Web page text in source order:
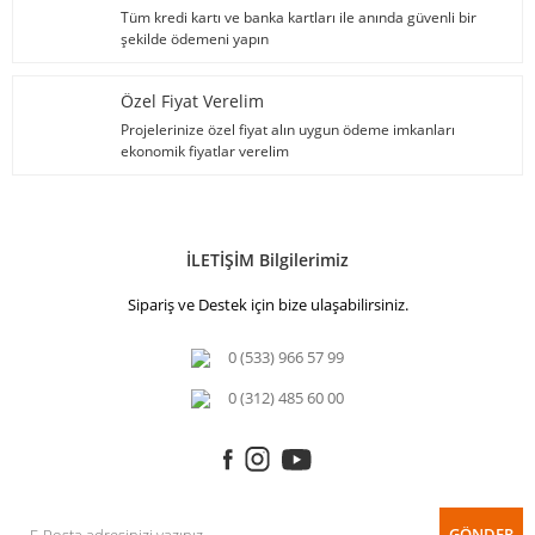
Tüm kredi kartı ve banka kartları ile anında güvenli bir
şekilde ödemeni yapın
Özel Fiyat Verelim
Projelerinize özel fiyat alın uygun ödeme imkanları
ekonomik fiyatlar verelim
İLETİŞİM Bilgilerimiz
Sipariş ve Destek için bize ulaşabilirsiniz.
0 (533) 966 57 99
0 (312) 485 60 00